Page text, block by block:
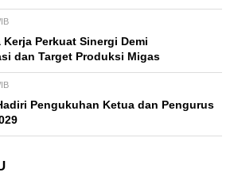
Kerja Perkuat Sinergi Demi
dan Target Produksi Migas
Pengukuhan Ketua dan Pengurus